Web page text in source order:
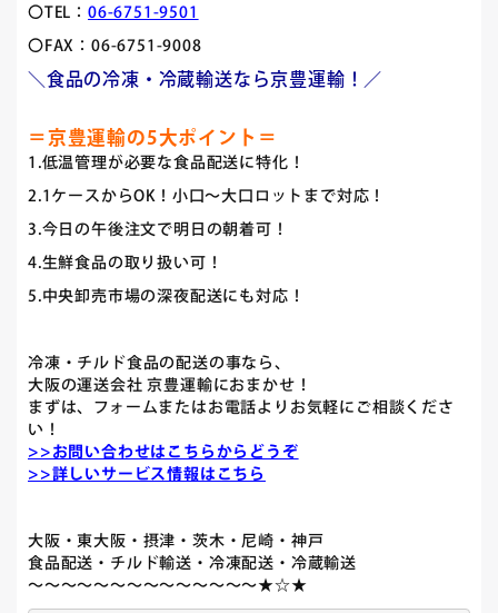
〇TEL：06-6751-9501
〇FAX：06-6751-9008
＼食品の冷凍・冷蔵輸送なら京豊運輸！／
＝京豊運輸の5大ポイント＝
1.低温管理が必要な食品配送に特化！
2.1ケースからOK！小口～大口ロットまで対応！
3.今日の午後注文で明日の朝着可！
4.生鮮食品の取り扱い可！
5.中央卸売市場の深夜配送にも対応！
冷凍・チルド食品の配送の事なら、
大阪の運送会社 京豊運輸におまかせ！
まずは、フォームまたはお電話よりお気軽にご相談くださ
い！
>>お問い合わせはこちらからどうぞ
>>詳しいサービス情報はこちら
大阪・東大阪・摂津・茨木・尼崎・神戸
食品配送・チルド輸送・冷凍配送・冷蔵輸送
～～～～～～～～～～～～～～★☆★